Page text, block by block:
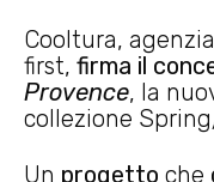
Cooltura,
first, firma il
Provence, la
collezione
Un progetto che